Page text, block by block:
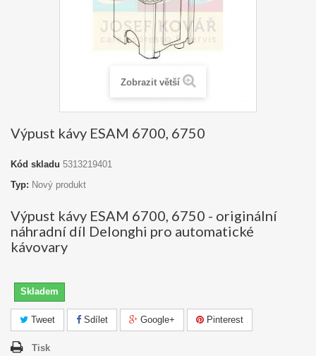
Zobrazit větší
Výpust kávy ESAM 6700, 6750
Kód skladu 5313219401
Typ: Nový produkt
Výpust kávy ESAM 6700, 6750 - originální
náhradní díl Delonghi pro automatické
kávovary
Skladem
Tweet Sdílet Google+ Pinterest
Tisk